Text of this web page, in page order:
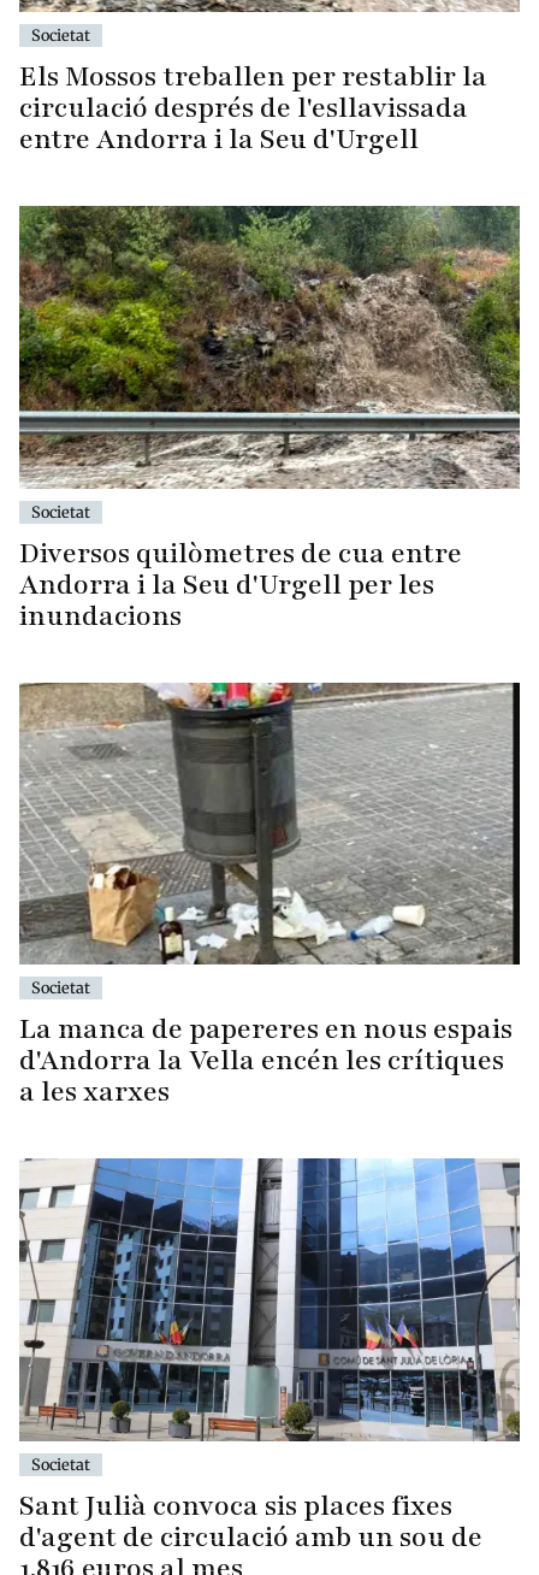
Societat
Els Mossos treballen per restablir la
circulació després de l'esllavissada
entre Andorra i la Seu d'Urgell
Societat
Diversos quilòmetres de cua entre
Andorra i la Seu d'Urgell per les
inundacions
Societat
La manca de papereres en nous espais
d'Andorra la Vella encén les crítiques
a les xarxes
Societat
Sant Julià convoca sis places fixes
d'agent de circulació amb un sou de